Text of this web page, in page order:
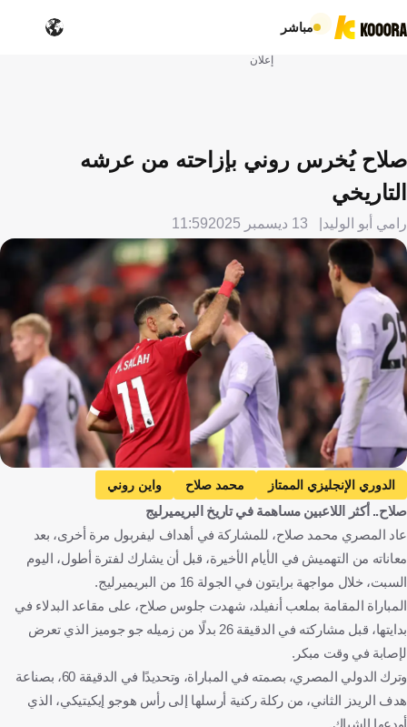
مباشر
إعلان
صلاح يُخرس روني بإزاحته من عرشه
التاريخي
رامي أبو الوليد 13 ديسمبر 2025 11:59
Getty Images
الدوري الإنجليزي الممتاز محمد صلاح
واين روني
ليفربول ضد برايتون
ليفربول برايتون
مصر
كرة قدم
صلاح.. أكثر اللاعبين مساهمة في تاريخ البريميرليج
عاد المصري محمد صلاح، للمشاركة في أهداف ليفربول مرة أخرى، بعد
معاناته من التهميش في الأيام الأخيرة، قبل أن يشارك لفترة أطول، اليوم
السبت، خلال مواجهة برايتون في الجولة 16 من البريميرليج.
المباراة المقامة بملعب أنفيلد، شهدت جلوس صلاح، على مقاعد البدلاء في
بدايتها، قبل مشاركته في الدقيقة 26 بدلًا من زميله جو جوميز الذي تعرض
لإصابة في وقت مبكر.
وترك الدولي المصري، بصمته في المباراة، وتحديدًا في الدقيقة 60، بصناعة
هدف الريدز الثاني، من ركلة ركنية أرسلها إلى رأس هوجو إيكيتيكي، الذي